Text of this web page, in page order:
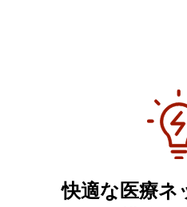
快適な医療ネ